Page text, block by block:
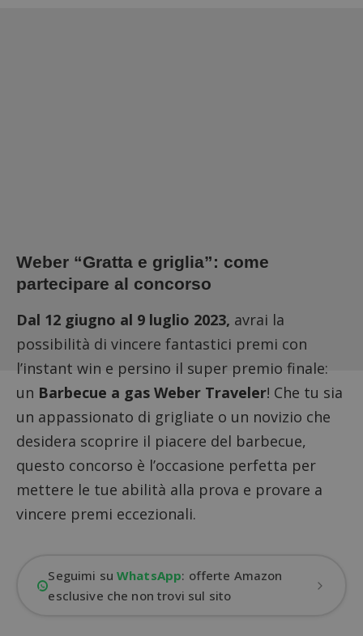
Weber “Gratta e griglia”: come
partecipare al concorso
Dal 12 giugno al 9 luglio 2023, avrai la
possibilità di vincere fantastici premi con
l’instant win e persino il super premio finale:
un Barbecue a gas Weber Traveler! Che tu sia
un appassionato di grigliate o un novizio che
desidera scoprire il piacere del barbecue,
questo concorso è l’occasione perfetta per
mettere le tue abilità alla prova e provare a
vincere premi eccezionali.
Seguimi suWhatsApp: offerte Amazon
esclusive che non trovi sul sito